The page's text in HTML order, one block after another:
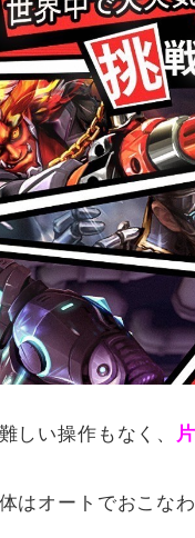
しい操作もなく、
はオートでおこな